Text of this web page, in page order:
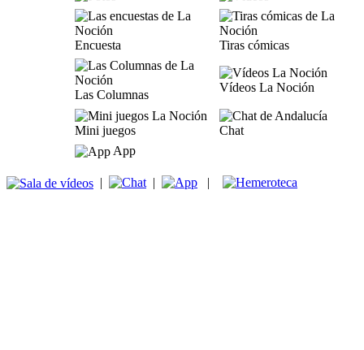
Encuesta Tiras cómicas
Las Columnas
Vídeos La Noción
Mini juegos
Chat
App
| | |